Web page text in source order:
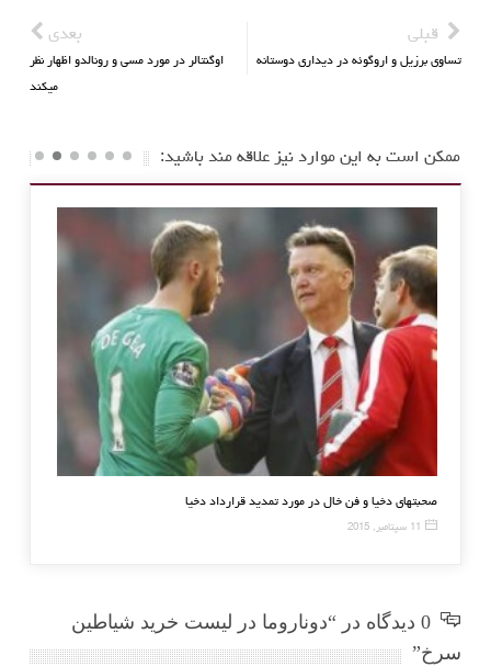
قبلی
تساوی برزیل و اروگوئه در دیداری دوستانه
بعدی
اوگنتالر در مورد مسی و رونالدو اظهار نظر
میکند
ممکن است به این موارد نیز علاقه مند باشید:
صحبتهای دخیا و فن خال در مورد تمدید قرارداد دخیا
11 سپتامبر, 2015
0 دیدگاه در “دوناروما در لیست خرید شیاطین
سرخ”